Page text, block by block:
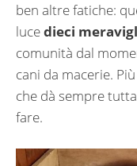
ben altre fatiche:
lucedieci
comunità dal
cani da macerie.
che dà sempre
fare.